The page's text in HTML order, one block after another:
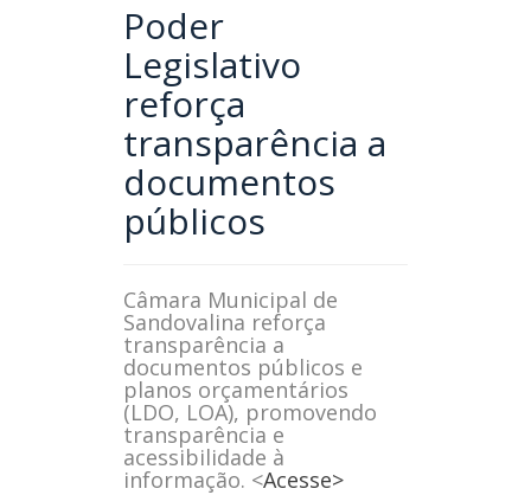
Poder
Legislativo
reforça
transparência a
documentos
públicos
Câmara Municipal de
Sandovalina reforça
transparência a
documentos públicos e
planos orçamentários
(LDO, LOA), promovendo
transparência e
acessibilidade à
informação. <Acesse>